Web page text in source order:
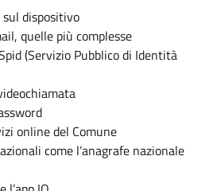
dispositivo
quelle più complesse
(Servizio Pubblico di Identità
online del Comune
come l’anagrafe nazionale